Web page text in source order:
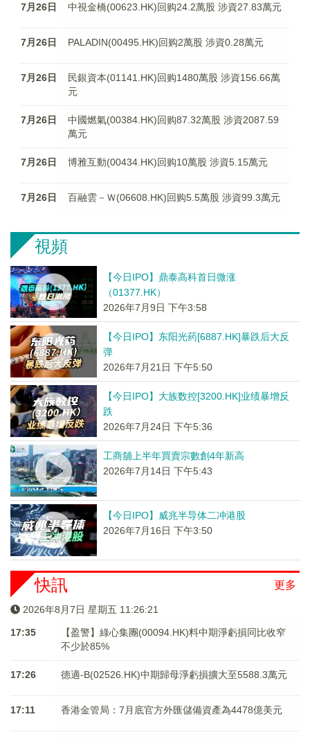
7月26日 中視金橋(00623.HK)回购24.2萬股 涉資27.83萬元
7月26日 PALADIN(00495.HK)回购2萬股 涉資0.28萬元
7月26日
民銀資本(01141.HK)回购1480萬股 涉資156.66萬
元
7月26日
中國燃氣(00384.HK)回购87.32萬股 涉資2087.59
萬元
7月26日 博雅互動(00434.HK)回购10萬股 涉資5.15萬元
7月26日 百融雲－Ｗ(06608.HK)回购5.5萬股 涉資99.3萬元
視頻
【今日IPO】鼎泰高科首日微涨
（01377.HK）
2026年7月9日 下午3:58
【今日IPO】东阳光药[6887.HK]暴跌后大反
弹
2026年7月21日 下午5:50
【今日IPO】大族数控[3200.HK]业绩暴增反
跌
2026年7月24日 下午5:36
工商舖上半年買賣宗數創4年新高
2026年7月14日 下午5:43
【今日IPO】威兆半导体二冲港股
2026年7月16日 下午3:50
更多
快訊
2026年8月7日 星期五 11:26:21
17:35
【盈警】綠心集團(00094.HK)料中期淨虧損同比收窄
不少於85%
17:26 德適-B(02526.HK)中期歸母淨虧損擴大至5588.3萬元
17:11 香港金管局：7月底官方外匯儲備資產為4478億美元